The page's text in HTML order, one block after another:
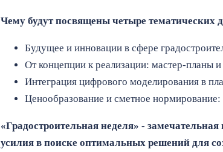
Чему будут посвящены четыре тематических
Будущее и инновации в сфере
От концепции к реализации: мастер-планы
Интеграция цифрового моделирования в
Ценообразование и сметное нормирование:
«Градостроительная неделя» -
усилия в поиске оптимальных решений для